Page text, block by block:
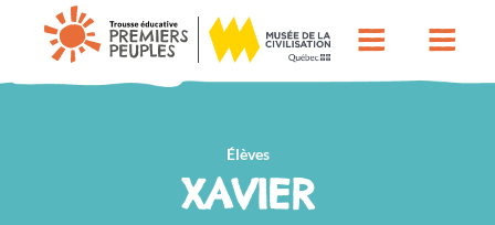
Élèves
XAVIER